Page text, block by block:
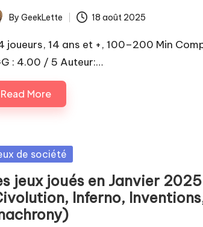
By GeekLette 18 août 2025
joueurs, 14 ans et +, 100–200 Min
: 4.00 / 5 Auteur:…
Read More
de société
jeux joués en Janvier 2025
Inferno,